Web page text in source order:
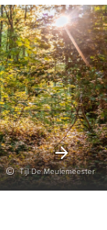
Tijl De Meulemeester